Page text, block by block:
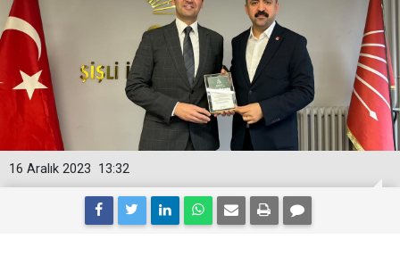
13:32
16 Aralık 2023